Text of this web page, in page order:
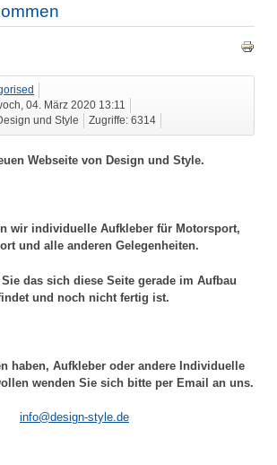
04. März 2020 13:11
und Style
Zugriffe: 6314
Webseite von Design und Style.
wir individuelle Aufkleber für Motorsport,
und alle anderen Gelegenheiten.
das sich diese Seite gerade im Aufbau
und noch nicht fertig ist.
haben, Aufkleber oder andere Individuelle
wenden Sie sich bitte per Email an uns.
info@design-style.de